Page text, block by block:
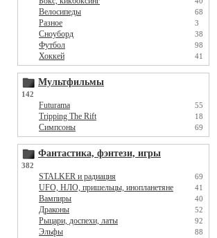
Велосипеды 68
Разное 3
Сноуборд 38
Футбол 98
Хоккей 41
Мультфильмы
142
Futurama 55
Tripping The Rift 18
Симпсоны 69
Фантастика, фэнтези, игры
382
STALKER и радиация 69
UFO, НЛО, пришельцы, инопланетяне 41
Вампиры 40
Драконы 52
Рыцари, доспехи, латы 92
Эльфы 88